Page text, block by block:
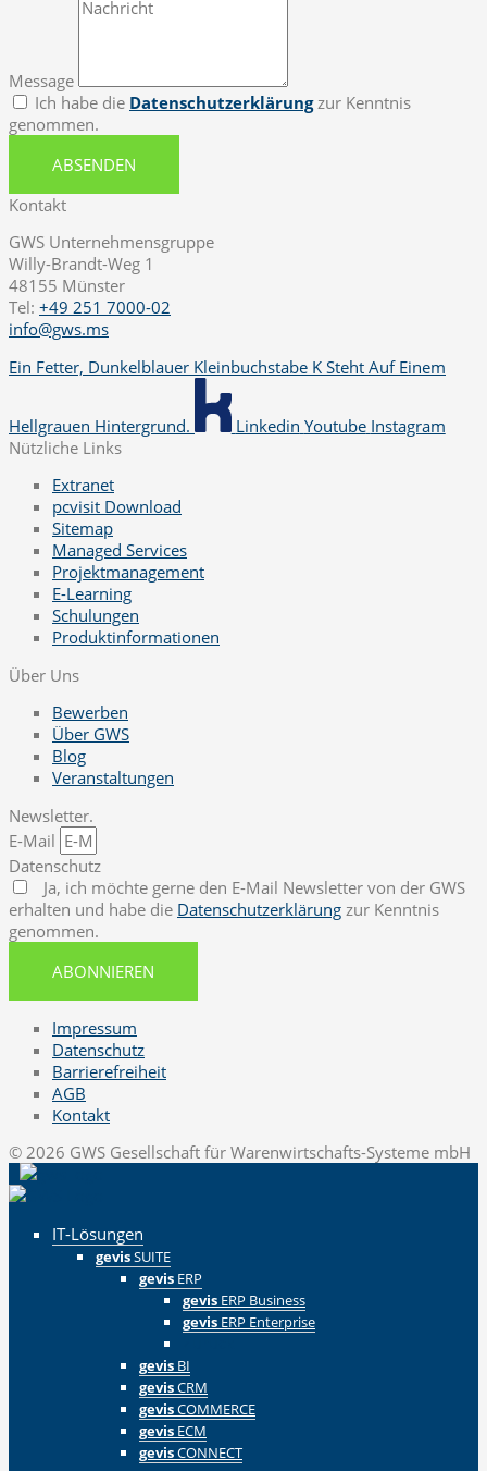
Message
Ich habe die Datenschutzerklärungzur Kenntnis
genommen.
ABSENDEN
Kontakt
GWS Unternehmensgruppe
Willy-Brandt-Weg 1
48155 Münster
Tel: +49 251 7000-02
info@gws.ms
Ein Fetter, Dunkelblauer Kleinbuchstabe K Steht Auf Einem
Hellgrauen Hintergrund. Linkedin Youtube Instagram
Nützliche Links
Extranet
pcvisit Download
Sitemap
Managed Services
Projektmanagement
E-Learning
Schulungen
Produktinformationen
Über Uns
Bewerben
Über GWS
Blog
Veranstaltungen
Newsletter.
E-Mail
Datenschutz
Ja, ich möchte gerne den E-Mail Newsletter von der GWS
erhalten und habe die Datenschutzerklärung zur Kenntnis
genommen.
ABONNIEREN
Impressum
Datenschutz
Barrierefreiheit
AGB
Kontakt
© 2026 GWS Gesellschaft für Warenwirtschafts-Systeme mbH
IT-Lösungen
gevisSUITE
gevis ERP
gevis ERP Business
gevis ERP Enterprise
gevis BI
gevisCRM
gevisCOMMERCE
gevis ECM
gevisCONNECT